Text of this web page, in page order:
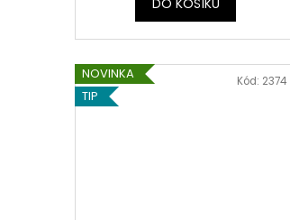
DO KOŠÍKU
NOVINKA
TIP
Kód: 2374